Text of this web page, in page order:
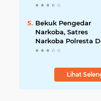
Sepeda Motor
Rumah Warga di
Latong
Bekuk Pengedar
Narkoba, Satres
Narkoba Polresta
Serdang amankan
Lihat